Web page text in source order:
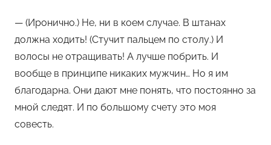
— (Иронично.) Не, ни в коем случае. В штанах
должна ходить! (Стучит пальцем по столу.) И
волосы не отращивать! А лучше побрить. И
вообще в принципе никаких мужчин… Но я им
благодарна. Они дают мне понять, что постоянно за
мной следят. И по большому счету это моя
совесть.